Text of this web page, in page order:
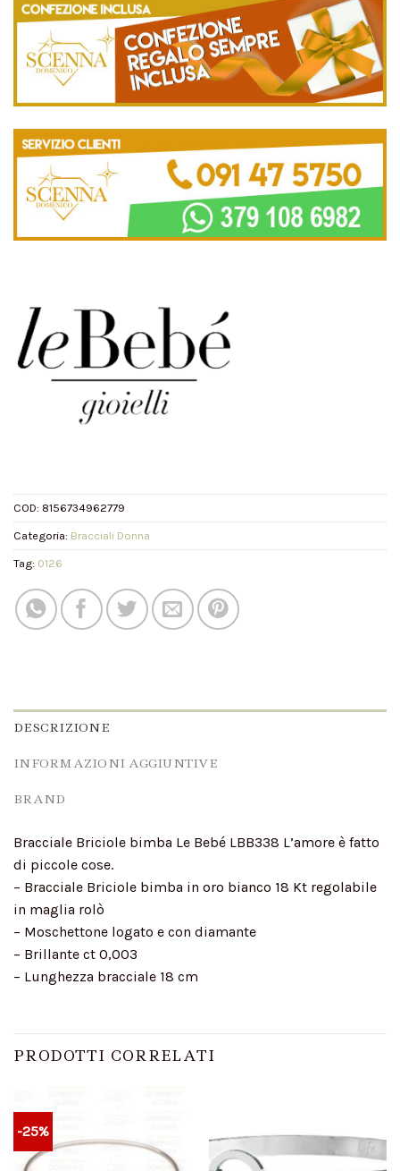
COD: 8156734962779
Categoria: Bracciali Donna
Tag: 0126
DESCRIZIONE
INFORMAZIONI AGGIUNTIVE
BRAND
Bracciale Briciole bimba Le Bebé LBB338 L’amore è fatto
di piccole cose.
– Bracciale Briciole bimba in oro bianco 18 Kt regolabile
in maglia rolò
– Moschettone logato e con diamante
– Brillante ct 0,003
– Lunghezza bracciale 18 cm
PRODOTTI CORRELATI
-25%